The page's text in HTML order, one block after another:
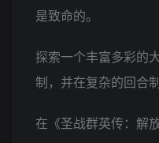
是致命的。
探索一个丰富多彩的
制，并在复杂的回合
在《圣战群英传：解